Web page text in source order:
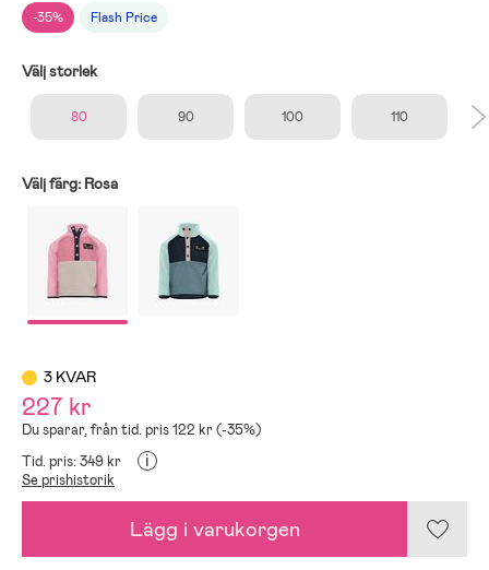
-35% Flash Price
Välj storlek
80 90 100 110
Välj färg: Rosa
3 KVAR
227 kr
Du sparar, från tid. pris 122 kr (-35%)
Tid. pris: 349 kr
i
Se prishistorik
Lägg i varukorgen